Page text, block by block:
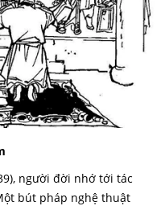
người đời nhớ tới tác
bút pháp nghệ thuật